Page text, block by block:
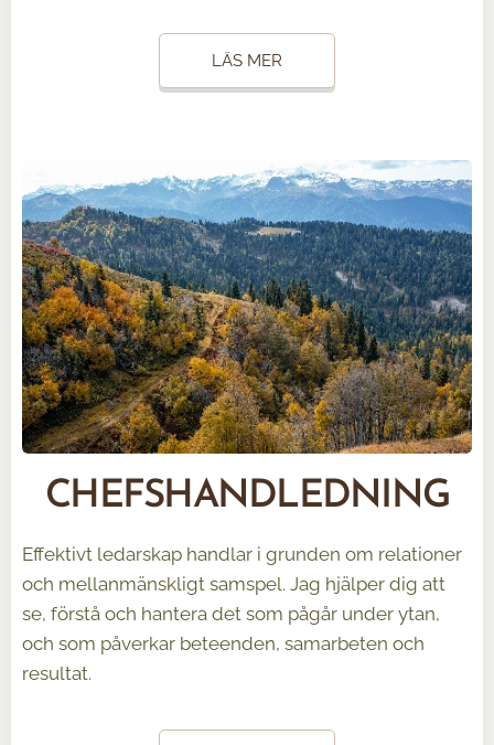
LÄS MER
CHEFSHANDLEDNING
Effektivt ledarskap handlar i grunden om relationer
och mellanmänskligt samspel. Jag hjälper dig att
se, förstå och hantera det som pågår under ytan,
och som påverkar beteenden, samarbeten och
resultat.